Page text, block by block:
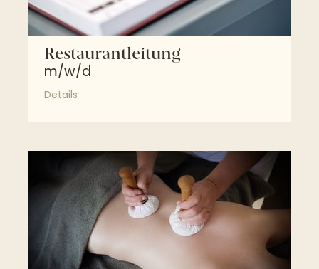
Restaurantleitung
m/w/d
Details